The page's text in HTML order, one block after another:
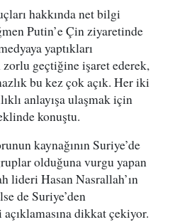
hakkında net bilgi
Putin’e Çin ziyaretinde
yaptıkları
geçtiğine işaret ederek,
bu kez çok açık. Her iki
anlayışa ulaşmak için
konuştu.
kaynağının Suriye’de
olduğuna vurgu yapan
lideri Hasan Nasrallah’ın
de Suriye’den
dikkat çekiyor.